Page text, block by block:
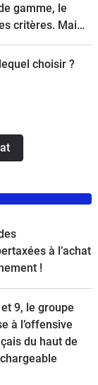
gamme, le
critères. Mais
version,
choisir ?
à l’achat
!
9, le groupe
à l’offensive
du haut de